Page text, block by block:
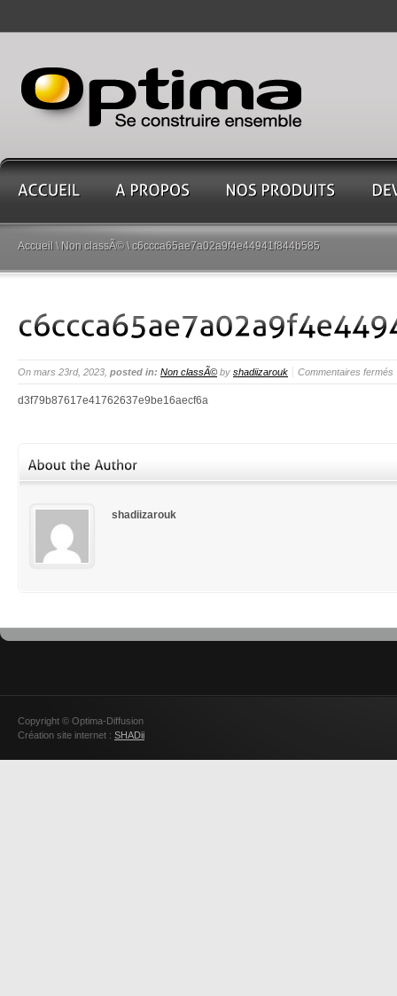
Accueil \ Non classÃ©\ c6ccca65ae7a02a9f4e44941f844b585
On mars 23rd, 2023, posted in: Non classÃ© by shadiizarouk Commentaires fermés
d3f79b87617e41762637e9be16aecf6a
shadiizarouk
Copyright © Optima-Diffusion
Création site internet : SHADii